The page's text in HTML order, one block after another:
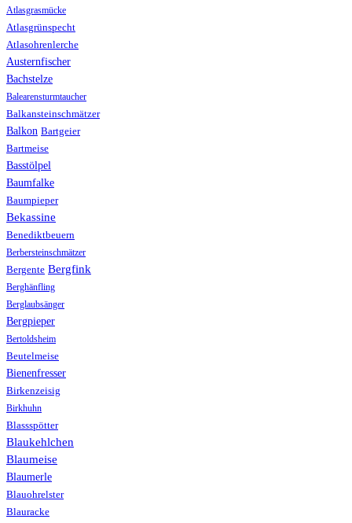
Atlasgrasmücke
Atlasgrünspecht
Atlasohrenlerche
Austernfischer
Bachstelze
Balearensturmtaucher
Balkansteinschmätzer
Balkon Bartgeier
Bartmeise
Basstölpel
Baumfalke
Baumpieper
Bekassine
Benediktbeuern
Berbersteinschmätzer
Bergente Bergfink
Berghänfling
Berglaubsänger
Bergpieper
Bertoldsheim
Beutelmeise
Bienenfresser
Birkenzeisig
Birkhuhn
Blassspötter
Blaukehlchen
Blaumeise
Blaumerle
Blauohrelster
Blauracke